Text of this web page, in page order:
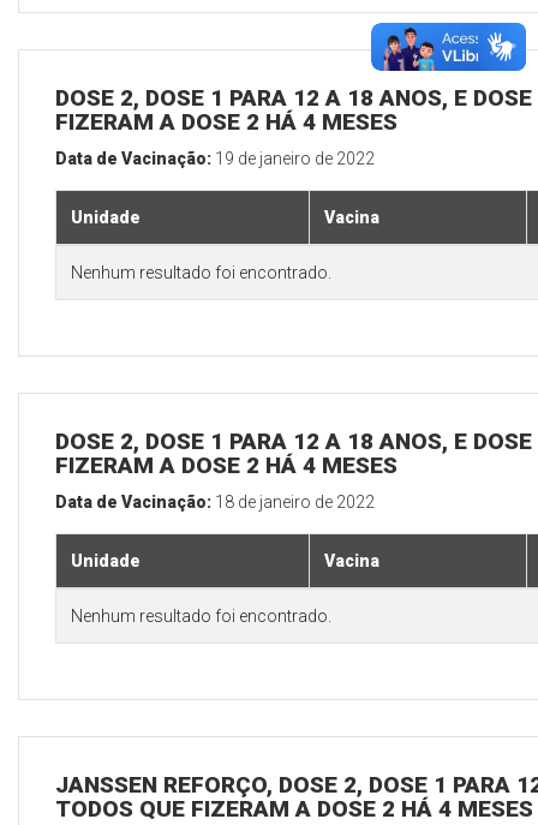
DOSE 2, DOSE 1 PARA 12 A 18 ANOS, E
FIZERAM A DOSE 2 HÁ 4 MESES
Data de Vacinação: 19 de janeiro de 2022
Unidade Vacina
Nenhum resultado foi encontrado.
DOSE 2, DOSE 1 PARA 12 A 18 ANOS, E
FIZERAM A DOSE 2 HÁ 4 MESES
Data de Vacinação: 18 de janeiro de 2022
Unidade Vacina
Nenhum resultado foi encontrado.
JANSSEN REFORÇO, DOSE 2, DOSE 1 PARA
TODOS QUE FIZERAM A DOSE 2 HÁ 4 MESES